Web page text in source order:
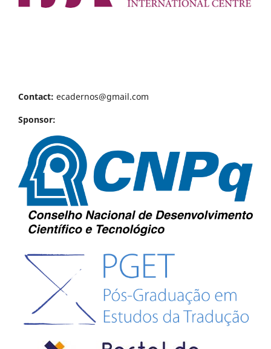
Contact: ecadernos@gmail.com
Sponsor: